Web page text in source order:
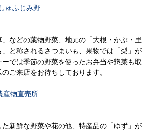
ゅふじみ野
」などの葉物野菜、地元の「大根・かぶ・里
と称されるさつまいも、果物では「梨」が
ーでは季節の野菜を使ったお弁当や惣菜も取
ご来店をお待ちしております。
物直売所
新鮮な野菜や花の他、特産品の「ゆず」が